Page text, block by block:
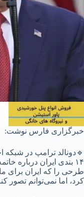
خبرگزاری فارس نوشت:
🔹دونالد ترامپ در
۱۴ بندی ایران درباره
طرحی را که ایران برای
کرد، اما نمی‌توانم تصور